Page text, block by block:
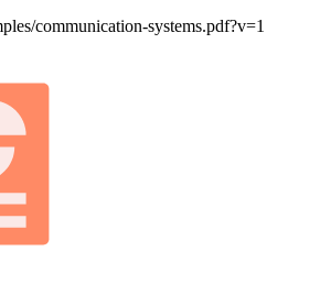
communication-systems.pdf?v=1